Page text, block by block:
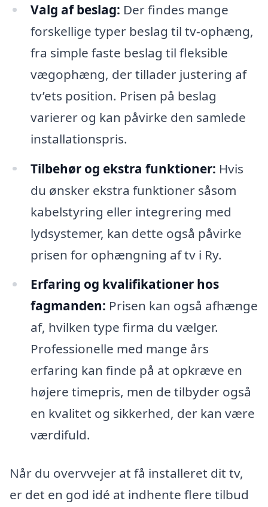
Valg af beslag: Der findes mange
forskellige typer beslag til tv-ophæng,
fra simple faste beslag til fleksible
vægophæng, der tillader justering af
tv’ets position. Prisen på beslag
varierer og kan påvirke den samlede
installationspris.
Tilbehør og ekstra funktioner: Hvis
du ønsker ekstra funktioner såsom
kabelstyring eller integrering med
lydsystemer, kan dette også påvirke
prisen for ophængning af tv i Ry.
Erfaring og kvalifikationer hos
fagmanden: Prisen kan også afhænge
af, hvilken type firma du vælger.
Professionelle med mange års
erfaring kan finde på at opkræve en
højere timepris, men de tilbyder også
en kvalitet og sikkerhed, der kan være
værdifuld.
Når du overvvejer at få installeret dit tv,
er det en god idé at indhente flere tilbud